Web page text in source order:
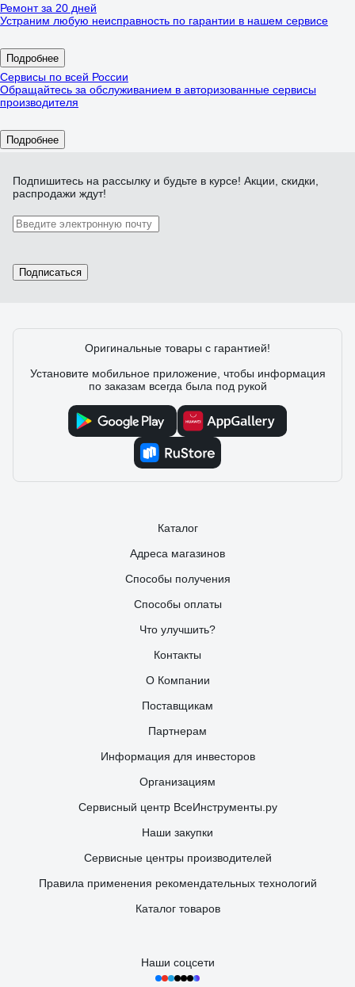
Ремонт за 20 дней
Устраним любую неисправность по гарантии в нашем сервисе
Подробнее
Сервисы по всей России
Обращайтесь за обслуживанием в авторизованные сервисы
производителя
Подробнее
Подпишитесь на рассылку и будьте в курсе! Акции, скидки,
распродажи ждут!
Подписаться
Оригинальные товары с гарантией!
Установите мобильное приложение, чтобы информация
по заказам всегда была под рукой
Каталог
Адреса магазинов
Способы получения
Способы оплаты
Что улучшить?
Контакты
О Компании
Поставщикам
Партнерам
Информация для инвесторов
Организациям
Сервисный центр ВсеИнструменты.ру
Наши закупки
Сервисные центры производителей
Правила применения рекомендательных технологий
Каталог товаров
Наши соцсети